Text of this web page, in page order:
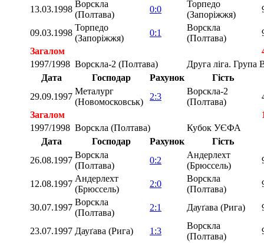
13.03.1998
Ворскла
(Полтава)
0:0
Торпедо
(Запоріжжя)
09.03.1998
Торпедо
(Запоріжжя)
0:1
Ворскла
(Полтава)
Загалом
1997/1998 Ворскла-2 (Полтава)
Друга ліга. Група
Дата
Господар Рахунок
Гість
29.09.1997
Металург
(Новомосковськ)
2:3
Ворскла-2
(Полтава)
Загалом
1997/1998 Ворскла (Полтава)
Кубок УЄФА
Дата
Господар Рахунок
Гість
26.08.1997
Ворскла
(Полтава)
0:2
Андерлехт
(Брюссель)
12.08.1997
Андерлехт
(Брюссель)
2:0
Ворскла
(Полтава)
30.07.1997
Ворскла
(Полтава)
2:1 Дауґава (Рига)
23.07.1997 Дауґава (Рига) 1:3
Ворскла
(Полтава)